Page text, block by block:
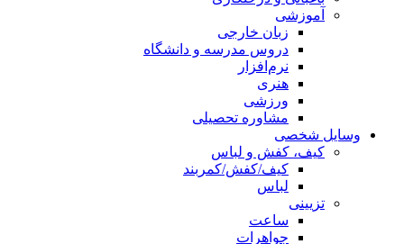
آموزشی
زبان خارجی
دروس مدرسه و دانشگاه
نرم‌افزار
هنری
ورزشی
مشاوره تحصیلی
وسایل شخصی
کیف، کفش و لباس
کیف/کفش/کمربند
لباس
تزیینی
ساعت
جواهرات